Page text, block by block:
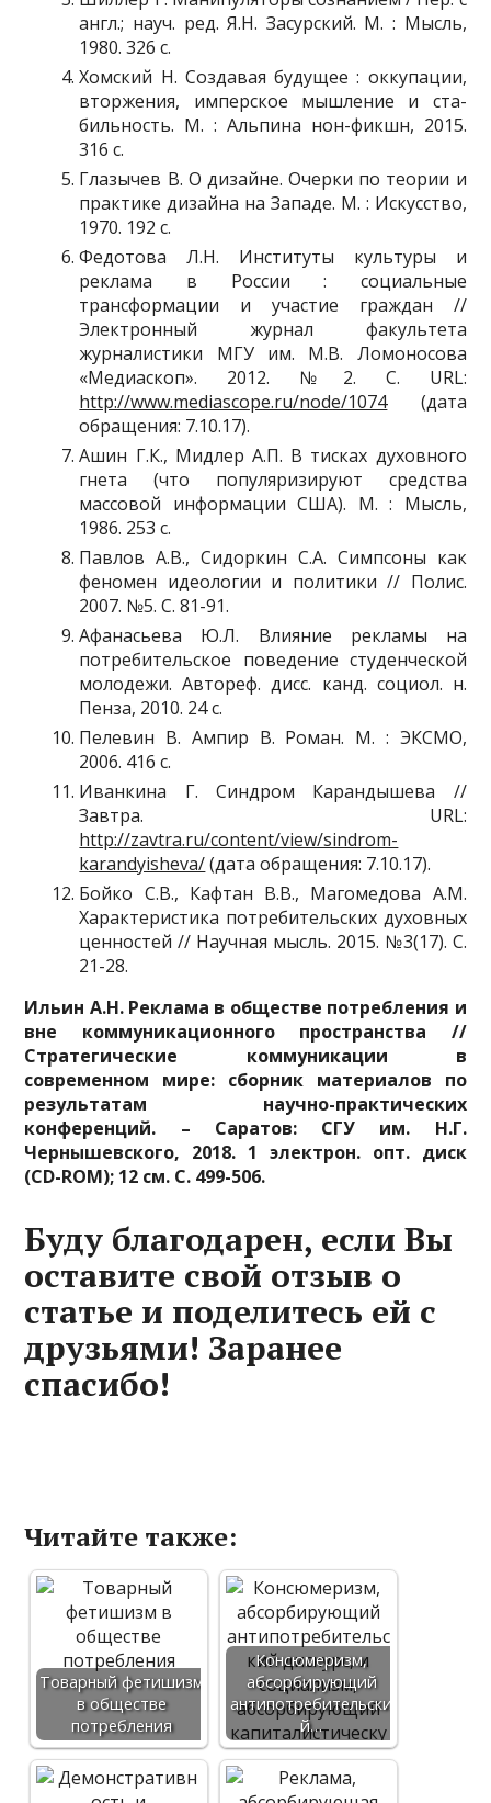
англ.; науч. ред. Я.Н. Засурский. М. : Мысль,
1980. 326 с.
Хомский Н. Создавая будущее : оккупации,
вторжения, имперское мышление и ста­
бильность. М. : Альпина нон-фикшн, 2015.
316 с.
Глазычев В. О дизайне. Очерки по теории и
практике дизайна на Западе. М. : Искус­ство,
1970. 192 с.
Федотова Л.Н. Институты культуры и
реклама в России : социальные
трансформации и участие граждан //
Электронный журнал факультета
журналистики МГУ им. М.В. Ломоно­сова
«Медиаскоп». 2012. №2. С. URL:
http://www.mediascope.ru/node/1074(дата
обращения: 7.10.17).
Ашин Г.К., Мидлер А.П. В тисках духовного
гнета (что популяризируют средства
массовой информации США). М. : Мысль,
1986. 253 с.
Павлов А.В., Сидоркин С.А. Симпсоны как
феномен идеологии и политики // Полис.
2007. №5. С. 81-91.
Афанасьева Ю.Л. Влияние рекламы на
потребительское поведение студенческой
мо­лодежи. Автореф. дисс. канд. социол. н.
Пенза, 2010. 24 с.
Пелевин В. Ампир В. Роман. М. : ЭКСМО,
2006. 416 с.
Иванкина Г. Синдром Карандышева //
Завтра. URL:
http://zavtra.ru/content/view/sindrom-
karandyisheva/(дата обращения: 7.10.17).
Бойко С.В., Кафтан В.В., Магомедова А.М.
Характеристика потребительских духов­ных
ценностей // Научная мысль. 2015. №3(17). С.
21-28.
Ильин А.Н. Реклама в обществе потребления и
вне коммуникационного пространства //
Стратегические коммуникации в
современном мире: сборник материалов по
результатам научно-практических
конференций. – Саратов: СГУ им. Н.Г.
Чернышевского, 2018. 1 электрон. опт. диск
(CD-ROM); 12 см. С. 499-506.
Буду благодарен, если Вы
оставите свой отзыв о
статье и поделитесь ей с
друзьями! Заранее
спасибо!
Читайте также:
Товарный фетишизм
в обществе
потребления
Консюмеризм,
абсорбирующий
антипотребительски
й…